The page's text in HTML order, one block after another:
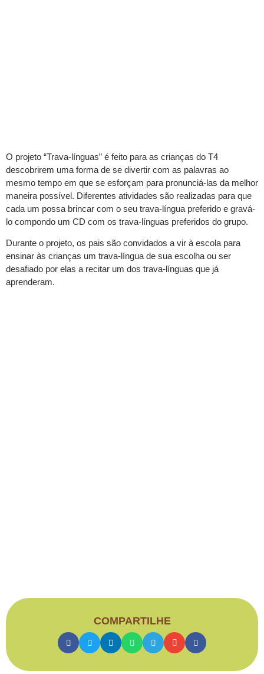
O projeto “Trava-línguas” é feito para as crianças do T4
descobrirem uma forma de se divertir com as palavras ao
mesmo tempo em que se esforçam para pronunciá-las da melhor
maneira possível. Diferentes atividades são realizadas para que
cada um possa brincar com o seu trava-língua preferido e gravá-
lo compondo um CD com os trava-línguas preferidos do grupo.
Durante o projeto, os pais são convidados a vir à escola para
ensinar às crianças um trava-língua de sua escolha ou ser
desafiado por elas a recitar um dos trava-línguas que já
aprenderam.
COMPARTILHE